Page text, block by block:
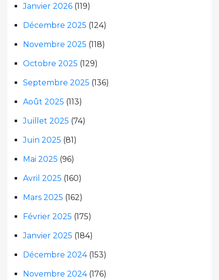
Janvier 2026 (119)
Décembre 2025 (124)
Novembre 2025 (118)
Octobre 2025 (129)
Septembre 2025 (136)
Août 2025 (113)
Juillet 2025 (74)
Juin 2025 (81)
Mai 2025 (96)
Avril 2025 (160)
Mars 2025 (162)
Février 2025 (175)
Janvier 2025 (184)
Décembre 2024(153)
Novembre 2024(176)